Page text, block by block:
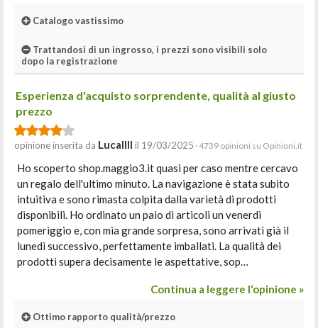
Catalogo vastissimo
Trattandosi di un ingrosso, i prezzi sono visibili solo
dopo la registrazione
Esperienza d'acquisto sorprendente, qualità al giusto
prezzo
opinione inserita da Lucallll il 19/03/2025 · 4739 opinioni su Opinioni.it
Ho scoperto shop.maggio3.it quasi per caso mentre cercavo
un regalo dell'ultimo minuto. La navigazione è stata subito
intuitiva e sono rimasta colpita dalla varietà di prodotti
disponibili. Ho ordinato un paio di articoli un venerdì
pomeriggio e, con mia grande sorpresa, sono arrivati già il
lunedì successivo, perfettamente imballati. La qualità dei
prodotti supera decisamente le aspettative, sop…
Continua a leggere l'opinione »
Ottimo rapporto qualità/prezzo